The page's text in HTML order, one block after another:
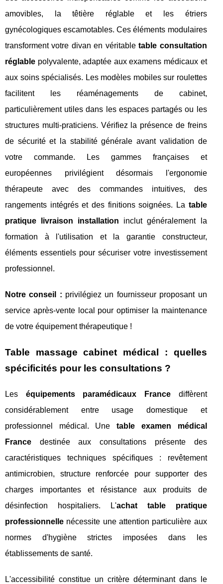
amovibles, la têtière réglable et les étriers
gynécologiques escamotables. Ces éléments modulaires
transforment votre divan en véritabletable consultation
réglable polyvalente, adaptée aux examens médicaux et
aux soins spécialisés. Les modèles mobiles sur roulettes
facilitent les réaménagements de cabinet,
particulièrement utiles dans les espaces partagés ou les
structures multi-praticiens. Vérifiez la présence de freins
de sécurité et la stabilité générale avant validation de
votre commande. Les gammes françaises et
européennes privilégient désormais l'ergonomie
thérapeute avec des commandes intuitives, des
rangements intégrés et des finitions soignées. La table
pratique livraison installation inclut généralement la
formation à l'utilisation et la garantie constructeur,
éléments essentiels pour sécuriser votre investissement
professionnel.
Notre conseil : privilégiez un fournisseur proposant un
service après-vente local pour optimiser la maintenance
de votre équipement thérapeutique !
Table massage cabinet médical : quelles
spécificités pour les consultations ?
Les équipements paramédicaux Francediffèrent
considérablement entre usage domestique et
professionnel médical. Unetable examen médical
France destinée aux consultations présente des
caractéristiques techniques spécifiques : revêtement
antimicrobien, structure renforcée pour supporter des
charges importantes et résistance aux produits de
désinfection hospitaliers. L'achat table pratique
professionnelle nécessite une attention particulière aux
normes d'hygiène strictes imposées dans les
établissements de santé.
L'accessibilité constitue un critère déterminant dans le